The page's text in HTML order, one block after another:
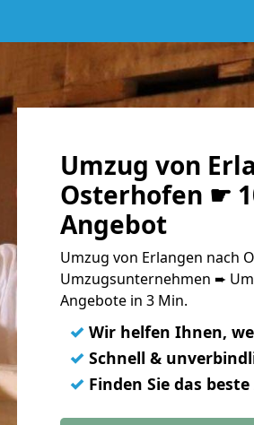
Umzug von
Osterhofen ☛
Angebot
Umzug von Erlangen nach
Umzugsunternehmen ➨
Angebote in 3 Min.
✓ Wir helfen Ihnen,
✓ Schnell &
✓ Finden Sie das